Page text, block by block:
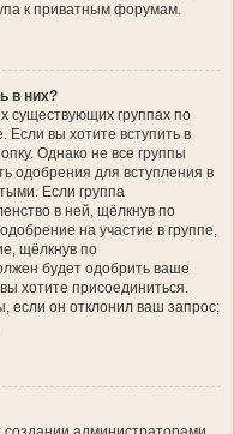
к приватным форумам.
в них?
существующих группах по
вы хотите вступить в
Однако не все группы
одобрения для вступления в
Если группа
в ней, щёлкнув по
на участие в группе,
щёлкнув по
будет одобрить ваше
хотите присоединиться.
если он отклонил ваш запрос;